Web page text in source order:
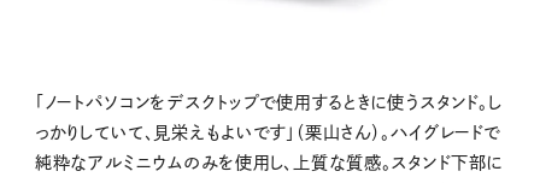
「ノートパソコンをデスクトップで使用するときに使うスタンド。し
っかりしていて、見栄えもよいです」（栗山さん）。ハイグレードで
純粋なアルミニウムのみを使用し、上質な質感。スタンド下部に